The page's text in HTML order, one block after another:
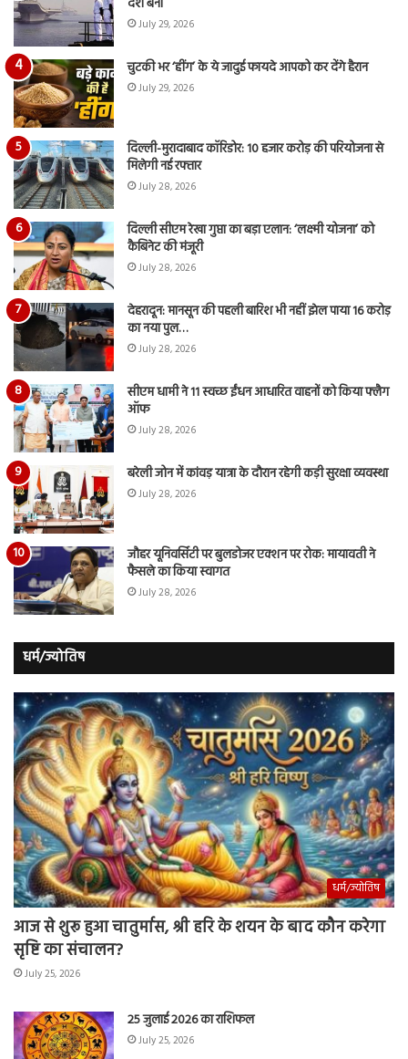
देश बना
July 29, 2026
चुटकी भर ‘हींग’ के ये जादुई फायदे आपको कर देंगे हैरान
July 29, 2026
दिल्ली-मुरादाबाद कॉरिडोर: 10 हजार करोड़ की परियोजना से
मिलेगी नई रफ्तार
July 28, 2026
दिल्ली सीएम रेखा गुप्ता का बड़ा एलान: ‘लक्ष्मी योजना’ को
कैबिनेट की मंजूरी
July 28, 2026
देहरादून: मानसून की पहली बारिश भी नहीं झेल पाया 16 करोड़
का नया पुल…
July 28, 2026
सीएम धामी ने 11 स्वच्छ ईंधन आधारित वाहनों को किया फ्लैग
ऑफ
July 28, 2026
बरेली जोन में कांवड़ यात्रा के दौरान रहेगी कड़ी सुरक्षा व्यवस्था
July 28, 2026
जौहर यूनिवर्सिटी पर बुलडोजर एक्शन पर रोक: मायावती ने
फैसले का किया स्वागत
July 28, 2026
धर्म/ज्योतिष
धर्म/ज्योतिष
आज से शुरू हुआ चातुर्मास, श्री हरि के शयन के बाद कौन करेगा
सृष्टि का संचालन?
July 25, 2026
25 जुलाई 2026 का राशिफल
July 25, 2026